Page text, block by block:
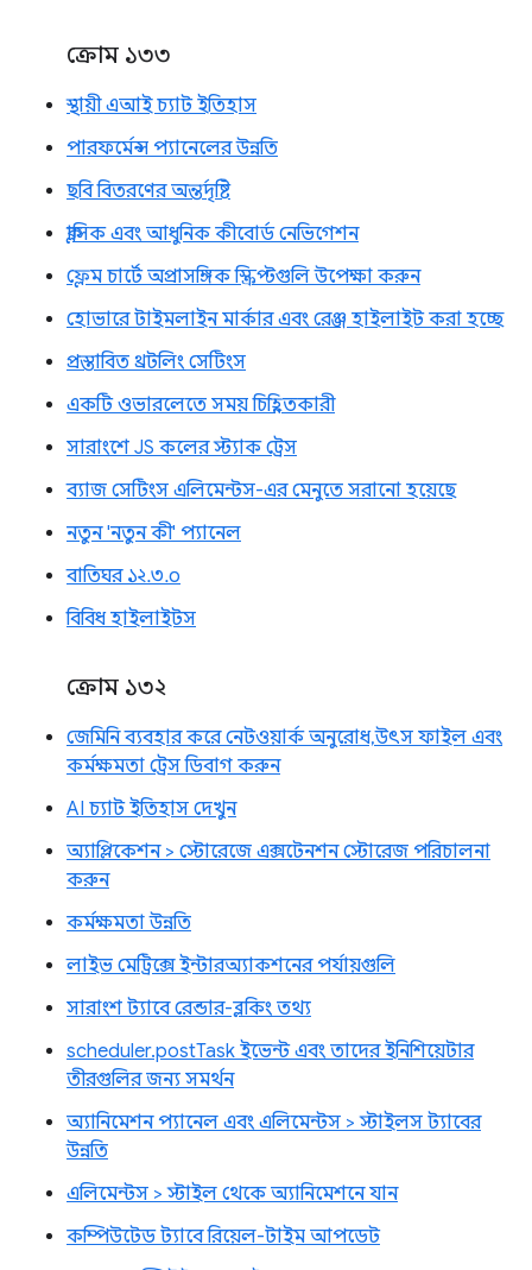
ক্রোম ১৩৩
স্থায়ী এআই চ্যাট ইতিহাস
পারফর্মেন্স প্যানেলের উন্নতি
ছবি বিতরণের অন্তর্দৃষ্টি
ক্লাসিক এবং আধুনিক কীবোর্ড নেভিগেশন
ফ্লেম চার্টে অপ্রাসঙ্গিক স্ক্রিপ্টগুলি উপেক্ষা করুন
হোভারে টাইমলাইন মার্কার এবং রেঞ্জ হাইলাইট করা হচ্ছে
প্রস্তাবিত থ্রটলিং সেটিংস
একটি ওভারলেতে সময় চিহ্নিতকারী
সারাংশে JS কলের স্ট্যাক ট্রেস
ব্যাজ সেটিংস এলিমেন্টস-এর মেনুতে সরানো হয়েছে
নতুন 'নতুন কী' প্যানেল
বাতিঘর ১২.৩.০
বিবিধ হাইলাইটস
ক্রোম ১৩২
জেমিনি ব্যবহার করে নেটওয়ার্ক অনুরোধ, উৎস ফাইল এবং
কর্মক্ষমতা ট্রেস ডিবাগ করুন
AI চ্যাট ইতিহাস দেখুন
অ্যাপ্লিকেশন > স্টোরেজে এক্সটেনশন স্টোরেজ পরিচালনা
করুন
কর্মক্ষমতা উন্নতি
লাইভ মেট্রিক্সে ইন্টারঅ্যাকশনের পর্যায়গুলি
সারাংশ ট্যাবে রেন্ডার-ব্লকিং তথ্য
scheduler.postTask ইভেন্ট এবং তাদের ইনিশিয়েটার
তীরগুলির জন্য সমর্থন
অ্যানিমেশন প্যানেল এবং এলিমেন্টস > স্টাইলস ট্যাবের
উন্নতি
এলিমেন্টস > স্টাইল থেকে অ্যানিমেশনে যান
কম্পিউটেড ট্যাবে রিয়েল-টাইম আপডেট